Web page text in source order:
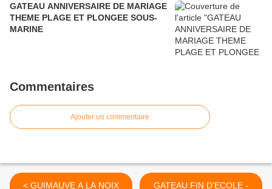
GATEAU ANNIVERSAIRE DE MARIAGE
THEME PLAGE ET PLONGEE SOUS-
MARINE
Commentaires
Ajouter un commentaire
< GUIMAUVE A LA NOIX
GATEAU FIN D'ECOLE -